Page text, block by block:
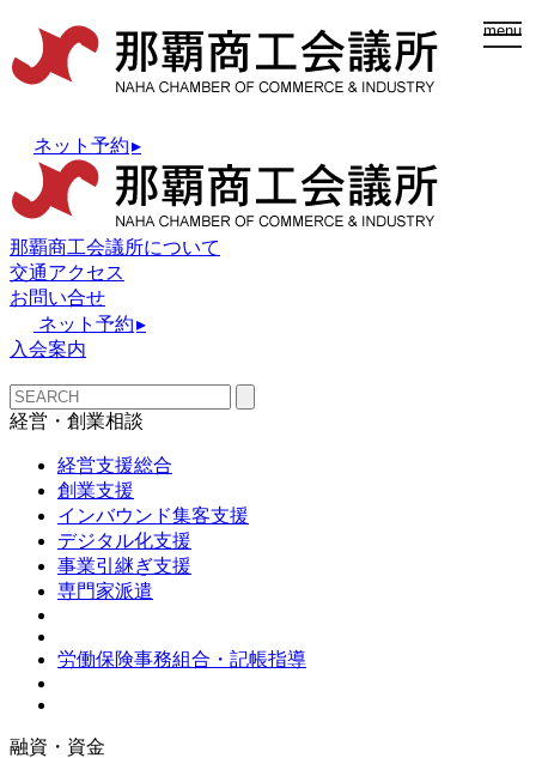
menu
ネット予約▸
那覇商工会議所について
交通アクセス
お問い合せ
ネット予約▸
入会案内
経営・創業相談
経営支援総合
創業支援
インバウンド集客支援
デジタル化支援
事業引継ぎ支援
専門家派遣
労働保険事務組合・記帳指導
融資・資金